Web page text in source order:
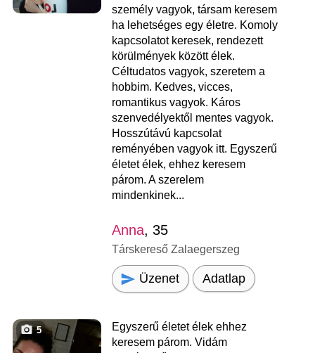
személy vagyok, társam keresem
ha lehetséges egy életre. Komoly
kapcsolatot keresek, rendezett
körülmények között élek.
Céltudatos vagyok, szeretem a
hobbim. Kedves, vicces,
romantikus vagyok. Káros
szenvedélyektől mentes vagyok.
Hosszútávú kapcsolat
reményében vagyok itt. Egyszerű
életet élek, ehhez keresem
párom. A szerelem
mindenkinek...
Anna, 35
Társkereső Zalaegerszeg
Üzenet Adatlap
5
Egyszerű életet élek ehhez
keresem párom. Vidám